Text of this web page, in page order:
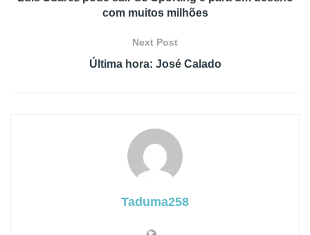
com muitos milhões
Next Post
Última hora: José Calado
Taduma258